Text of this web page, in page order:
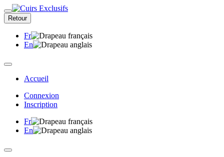
Retour
Fr
En
Accueil
Connexion
Inscription
Fr
En